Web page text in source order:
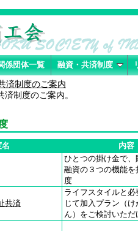
係団体一覧 融資・共済制度
済制度のご案内
制度のご案内。
名 内容
ひとつの掛け金で、
融資の３つの機能を
度
共済
ライフスタイルと
じて加入プラン（
ん）をご検討いただ